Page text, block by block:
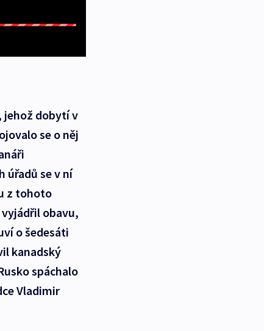
jehož dobytí v
se o něj
úřadů se v ní
z tohoto
obavu,
o šedesáti
kanadský
spáchalo
Vladimir